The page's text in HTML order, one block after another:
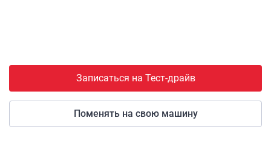
Записаться на Тест-драйв
Поменять на свою машину